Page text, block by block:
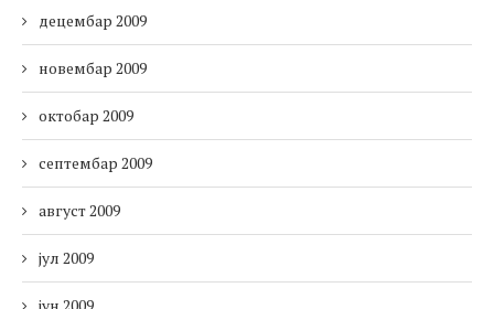
децембар 2009
новембар 2009
октобар 2009
септембар 2009
август 2009
јул 2009